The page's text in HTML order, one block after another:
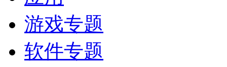
游戏专题
软件专题